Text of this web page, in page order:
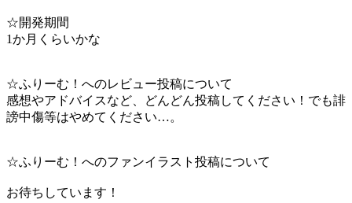
☆開発期間
1か月くらいかな
☆ふりーむ！へのレビュー投稿について
感想やアドバイスなど、どんどん投稿してください！でも誹
謗中傷等はやめてください…。
☆ふりーむ！へのファンイラスト投稿について
お待ちしています！